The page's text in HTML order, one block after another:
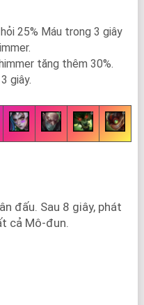
25% Máu trong 3 giây
tăng thêm 30%.
giây.
đấu. Sau 8 giây, phát
cả Mô-đun.